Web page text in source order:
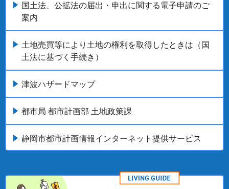
国土法、公拡法の届出・申出に関する電子申請のご
案内
土地売買等により土地の権利を取得したときは（国
土法に基づく手続き）
津波ハザードマップ
都市局 都市計画部 土地政策課
静岡市都市計画情報インターネット提供サービス